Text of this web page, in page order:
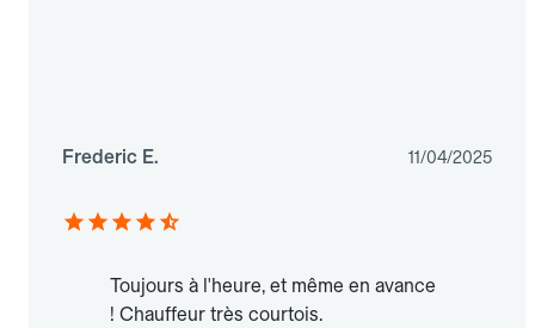
Frederic E. 11/04/2025
Toujours à l'heure, et même en avance
! Chauffeur très courtois.